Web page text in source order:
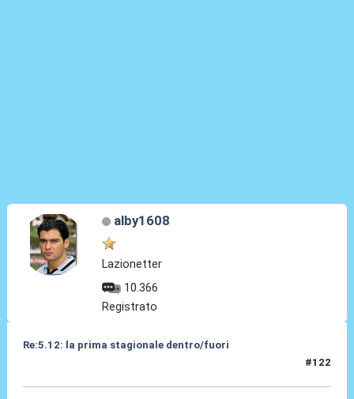
alby1608
Lazionetter
10.366
Registrato
Re:5.12: la prima stagionale dentro/fuori
#122